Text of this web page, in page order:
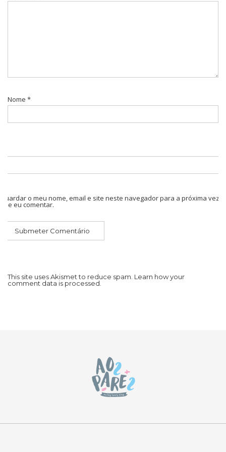
Nome *
Guardar o meu nome, email e site neste navegador para a próxima vez
que eu comentar.
This site uses Akismet to reduce spam. Learn how your
comment data is processed.